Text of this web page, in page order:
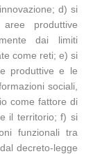
d) si
produttive
dai limiti
come reti; e) si
produttive e le
sociali,
come fattore di
il territorio; f) si
funzionali tra
decreto-legge